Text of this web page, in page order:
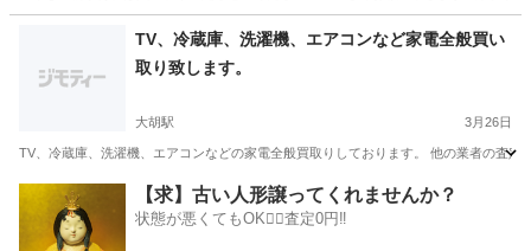
リサイクルショップ
TV、冷蔵庫、洗濯機、エアコンなど家電全般買い
取り致します。
大胡駅 3月26日
TV、冷蔵庫、洗濯機、エアコンなどの家電全般買取りしております。 他の業者の査
大胡駅 リサイクルショップ 無料
【求】古い人形譲ってくれませんか？
状態が悪くてもOK🙆‍♀️査定0円‼️